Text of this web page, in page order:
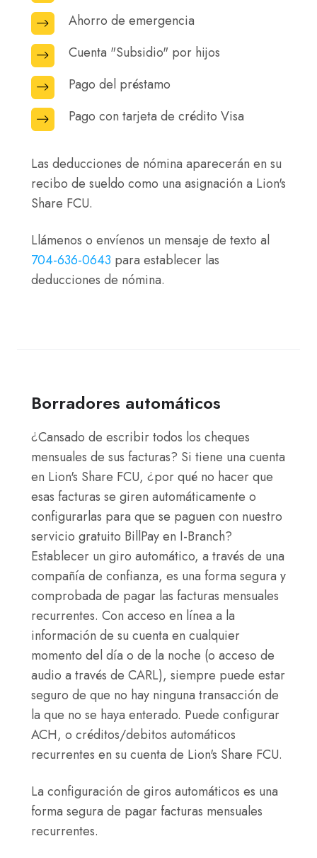
Ahorro de emergencia
Ahorro
de
emergenciaCuenta "Subsidio" por hijos
Cuenta
"Subsidio"
por
hijos
Pago del préstamo
Pago
del
préstamoPago con tarjeta de crédito Visa
Pago
con
tarjeta
de
crédito
Las deducciones de nómina aparecerán en su
recibo de sueldo como una asignación a Lion's
Share FCU.
Llámenos o envíenos un mensaje de texto al
704-636-0643 para establecer las
deducciones de nómina.
Borradores automáticos
¿Cansado de escribir todos los cheques
mensuales de sus facturas? Si tiene una cuenta
en Lion's Share FCU, ¿por qué no hacer que
esas facturas se giren automáticamente o
configurarlas para que se paguen con nuestro
servicio gratuito BillPay en I-Branch?
Establecer un giro automático, a través de una
compañía de confianza, es una forma segura y
comprobada de pagar las facturas mensuales
recurrentes. Con acceso en línea a la
información de su cuenta en cualquier
momento del día o de la noche (o acceso de
audio a través de CARL), siempre puede estar
seguro de que no hay ninguna transacción de
la que no se haya enterado. Puede configurar
ACH, o créditos/debitos automáticos
recurrentes en su cuenta de Lion's Share FCU.
La configuración de giros automáticos es una
forma segura de pagar facturas mensuales
recurrentes.